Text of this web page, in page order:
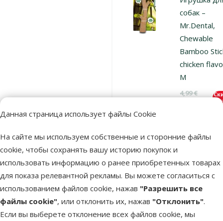
Данная страница использует файлы Cookie
На сайте мы используем собственные и сторонние файлы
cookie, чтобы сохранять вашу историю покупок и
использовать информацию о ранее приобретенных товарах
для показа релевантной рекламы. Вы можете согласиться с
использованием файлов cookie, нажав "Разрешить все
файлы cookie", или отклонить их, нажав "Отклонить".
Если вы выберете отклонение всех файлов cookie, мы
собак –
Mr.Dental,
Chewable
Bamboo
chicken
M
Исходная
4,99 €
Цена -
В наличии В
Игрушка
Оценка 0%